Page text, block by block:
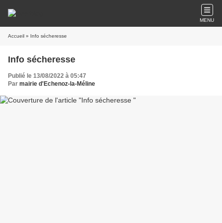
MENU
Accueil » Info sécheresse
Info sécheresse
Publié le 13/08/2022 à 05:47
Par mairie d'Echenoz-la-Méline